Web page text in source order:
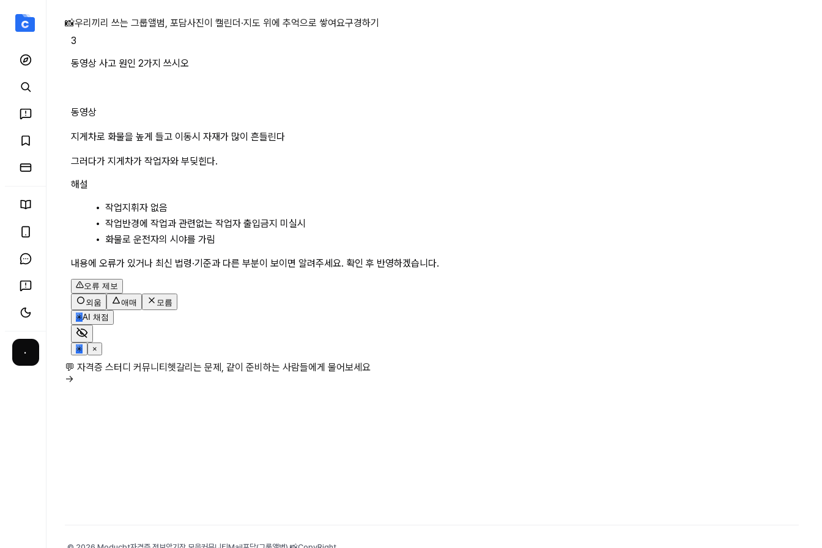
·
동영상 사고 원인 2가지 쓰시오동영상지게 상세 페이지
📸우리끼리 쓰는 그룹앨범, 포담사진이 캘린더·지도 위에 추억으로 쌓여요구경하기
3
동영상 사고 원인 2가지 쓰시오
동영상
지게차로 화물을 높게 들고 이동시 자재가 많이 흔들린다
그러다가 지게차가 작업자와 부딪힌다.
해설
작업지휘자 없음
작업반경에 작업과 관련없는 작업자 출입금지 미실시
화물로 운전자의 시야를 가림
내용에 오류가 있거나 최신 법령·기준과 다른 부분이 보이면 알려주세요. 확인 후 반영하겠습니다.
오류 제보
외움
애매
모름
✳AI 채점
✳ ×
💬 자격증 스터디 커뮤니티헷갈리는 문제, 같이 준비하는 사람들에게 물어보세요
→